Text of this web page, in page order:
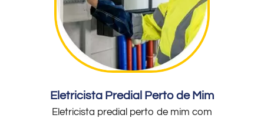
Eletricista Predial Perto de Mim
Eletricista predial perto de mim com